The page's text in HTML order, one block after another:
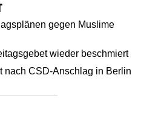
gegen Muslime
wieder beschmiert
nach CSD-Anschlag in Berlin